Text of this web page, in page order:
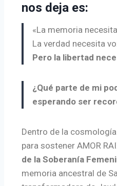
nos deja es:
«La memoria
La verdad necesita
Pero la libertad
¿Qué parte de mi
esperando ser
Dentro de la
para sostener AMOR
de la Soberanía
memoria ancestral de